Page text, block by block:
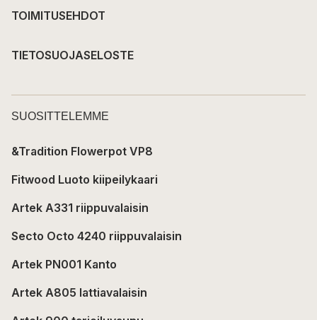
TOIMITUSEHDOT
TIETOSUOJASELOSTE
SUOSITTELEMME
&Tradition Flowerpot VP8
Fitwood Luoto kiipeilykaari
Artek A331 riippuvalaisin
Secto Octo 4240 riippuvalaisin
Artek PN001 Kanto
Artek A805 lattiavalaisin